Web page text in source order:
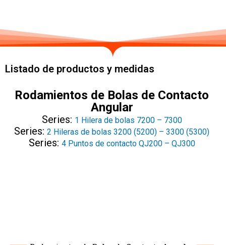
Listado de productos y medidas
Rodamientos de Bolas de Contacto
Angular
Series: 1 Hilera de bolas 7200 – 7300
Series:2 Hileras de bolas 3200 (5200) – 3300 (5300)
Series: 4 Puntos de contacto QJ200 – QJ300